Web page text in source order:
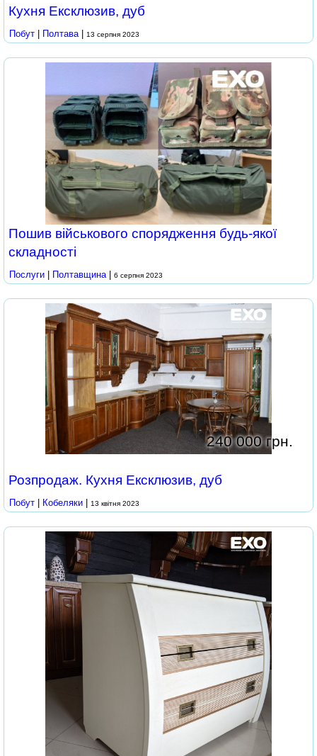
Кухня Ексклюзив, дуб
Побут Полтава| 13 серпня 2023
Пошив військового спорядження будь-якої
складності
Послуги Полтавщина| 6 серпня 2023
240 000 грн.
Розпродаж. Кухня Ексклюзив, дуб
Побут Кобеляки 13 квітня 2023